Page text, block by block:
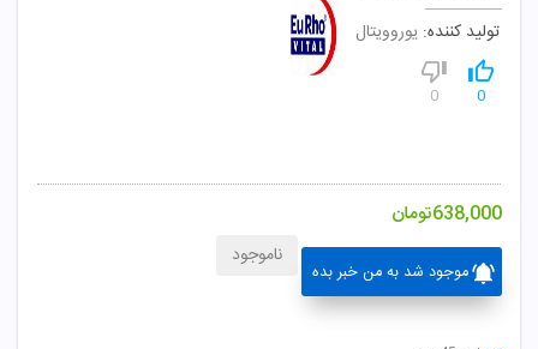
تولید کننده: یوروویتال
0
0
638,000تومان
موجود شد به من خبر بده
ناموجود